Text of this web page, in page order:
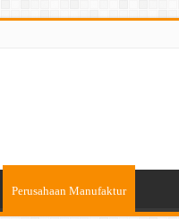
Perusahaan Manufaktur